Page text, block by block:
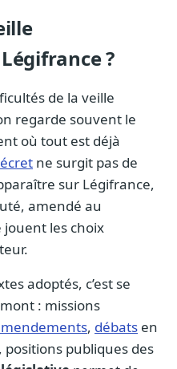
?
de la veille
regarde souvent le
où tout est déjà
ne surgit pas de
sur Légifrance,
amendé au
jouent les choix
adoptés, c’est se
: missions
, débats en
publiques des